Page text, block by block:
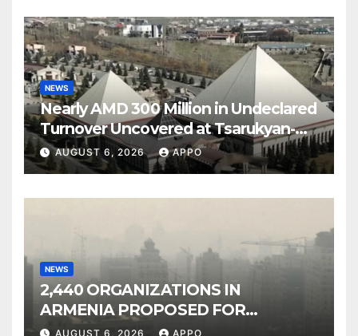
NEWS
Nearly AMD 300 Million in Undeclared
Turnover Uncovered at Tsarukyan-
Owned Entertainment Center
AUGUST 6, 2026 APPO
NEWS
2,440 ORGANIZATIONS IN
ARMENIA PROPOSED FOR
INCLUSION IN LIST OF AIR
AUGUST 6, 2026 APPO